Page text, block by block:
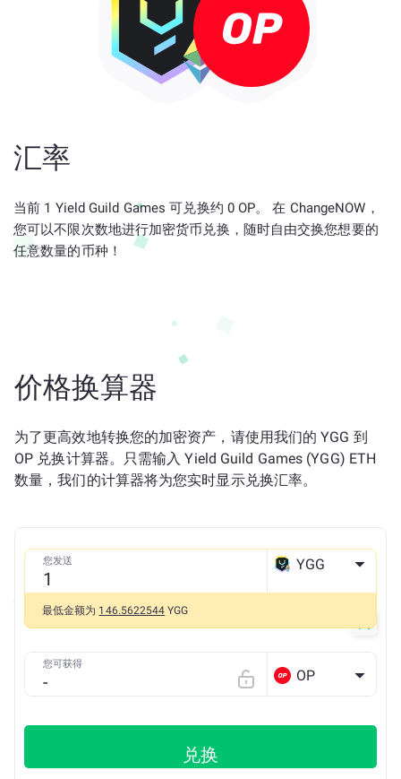
汇率
当前 1 Yield Guild Games 可兑换约 0 OP。 在 ChangeNOW，
您可以不限次数地进行加密货币兑换，随时自由交换您想要的
任意数量的币种！
价格换算器
为了更高效地转换您的加密资产，请使用我们的 YGG 到
OP 兑换计算器。只需输入 Yield Guild Games (YGG) ETH
数量，我们的计算器将为您实时显示兑换汇率。
您发送 YGG
最低金额为 146.5622544 YGG
您可获得
OP
兑换